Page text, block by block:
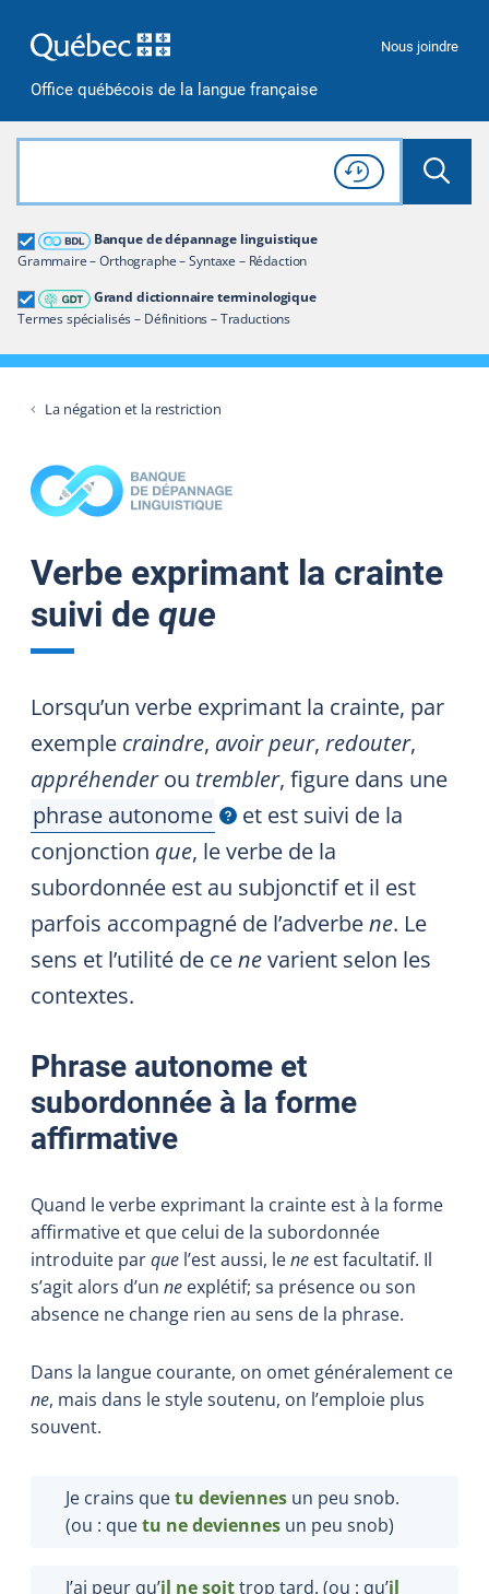
Office québécois de la langue française
Nous joindre
Rechercher dans tout le site
Lancer
Consulter l'
Historique
de recherche
Banque de dépannage linguistique
Grammaire – Orthographe – Syntaxe – Rédaction
Grand dictionnaire terminologique
Termes spécialisés – Définitions – Traductions
Grand dictionnaire terminologique
Restreindre aux termes
La négation et la restriction
Verbe exprimant la crainte
suivi de que
Lorsqu’un verbe exprimant la crainte, par
exemple craindre, avoir peur, redouter,
appréhenderou trembler, figure dans une
phrase autonome
Afficher l'infobulle et est suivi de la
conjonction que, le verbe de la
subordonnée est au subjonctif et il est
parfois accompagné de l’adverbene. Le
sens et l’utilité de cenevarient selon les
contextes.
Phrase autonome et
subordonnée à la forme
affirmative
Quand le verbe exprimant la crainte est à la forme
affirmative et que celui de la subordonnée
introduite parque l’est aussi, lene est facultatif. Il
s’agit alors d’un ne explétif; sa présence ou son
absence ne change rien au sens de la phrase.
Dans la langue courante, on omet généralement ce
ne, mais dans le style soutenu, on l’emploie plus
souvent.
Je crains quetu deviennes un peu snob.
(ou : quetu ne deviennes un peu snob)
J’ai peur qu’il ne soittrop tard. (ou : qu’il